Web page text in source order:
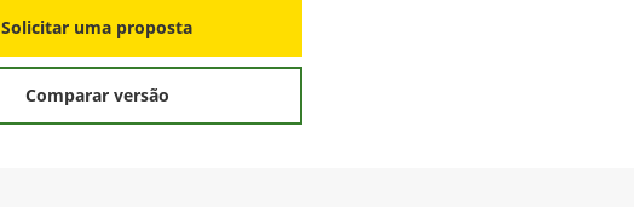
Solicitar uma proposta
Comparar versão